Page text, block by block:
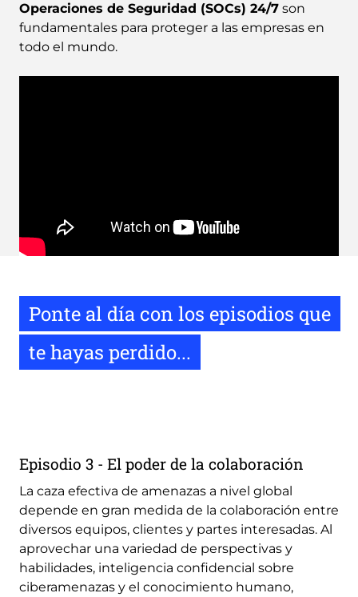
Operaciones de Seguridad (SOCs) 24/7 son
fundamentales para proteger a las empresas en
todo el mundo.
Ponte al día con los episodios que
te hayas perdido...
Episodio 3 - El poder de la colaboración
La caza efectiva de amenazas a nivel global
depende en gran medida de la colaboración entre
diversos equipos, clientes y partes interesadas. Al
aprovechar una variedad de perspectivas y
habilidades, inteligencia confidencial sobre
ciberamenazas y el conocimiento humano,